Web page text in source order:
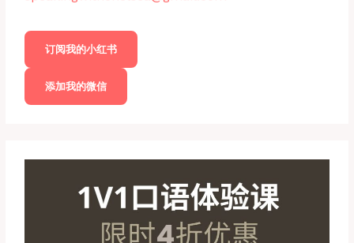
订阅我的小红书
添加我的微信